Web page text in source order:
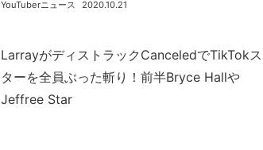
LarrayがディストラックCanceledでTikTokス
ターを全員ぶった斬り！前半Bryce Hallや
Jeffree Star
2020.10.21
YouTuberニュース